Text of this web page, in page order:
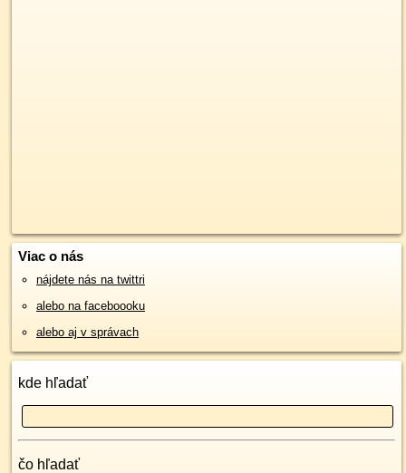
Viac o nás
nájdete nás na twittri
alebo na faceboooku
alebo aj v správach
kde hľadať
čo hľadať